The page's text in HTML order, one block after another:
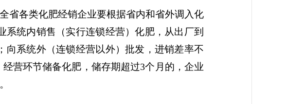
各类化肥经销企业要根据省内和省外调入化
统内销售（实行连锁经营）化肥，从出厂到
向系统外（连锁经营以外）批发，进销差率不
营环节储备化肥，储存期超过3个月的，企业